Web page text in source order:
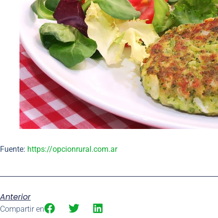
Fuente: https://opcionrural.com.ar
Anterior
Compartir en